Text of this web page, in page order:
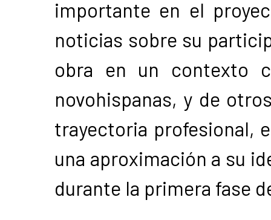
importante en el
noticias sobre su
obra en un contexto
novohispanas, y de
trayectoria profesional,
una aproximación a su
durante la primera fase